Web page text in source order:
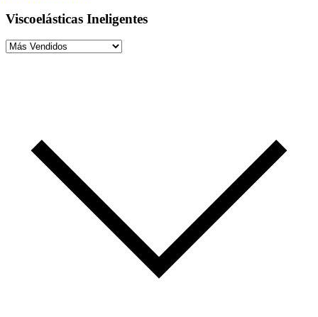
Viscoelásticas Ineligentes